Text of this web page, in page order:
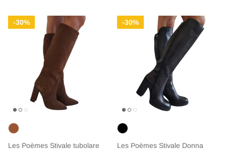
30%
Les Poèmes Stivale tubolare
30%
Les Poèmes Stivale Donna